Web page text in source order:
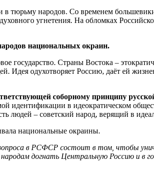
в тюрьму народов. Со временем
угнетения. На обломках
национальных окраин.
государство. Страны Востока –
Идея одухотворяет Россию, даёт ей
соборному принципу
в идеократическом
людей – советский народ, верящий в
национальные окраины.
вопроса в РСФСР состоит в том, чтобы
догнать Центральную Россию и в